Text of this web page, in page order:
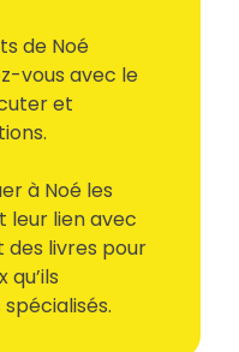
de Noé
vous avec le
et
à Noé les
leur lien avec
des livres pour